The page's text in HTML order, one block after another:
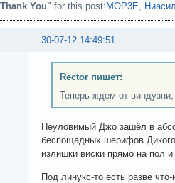
You" for this post: MOP3E,
30-07-12 14:49:51
Rector пишет:
Теперь ждем от
Неуловимый Джо зашёл в
беспощадных шерифов
излишки виски прямо на пол
Под линукс-то есть разве